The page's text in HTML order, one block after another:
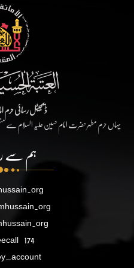
ڈیجیٹل رسائی حرم
یہاں حرم مطہر حضرت امام حسین علیہ السلام سے
ہم سے
174